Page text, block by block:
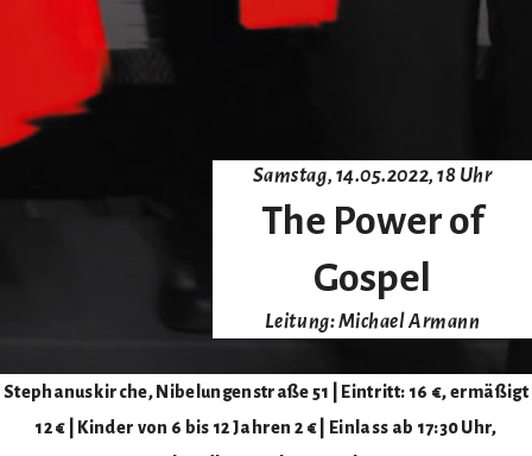
Samstag, 14.05.2022, 18 Uhr
The Power of
Gospel
Leitung: Michael Armann
Stephanuskirche, Nibelungenstraße 51 | Eintritt: 16 €, ermäßigt
12 € | Kinder von 6 bis 12 Jahren 2 € | Einlass ab 17:30 Uhr,